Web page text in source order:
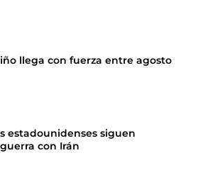
llega con fuerza entre agosto
estadounidenses siguen
con Irán